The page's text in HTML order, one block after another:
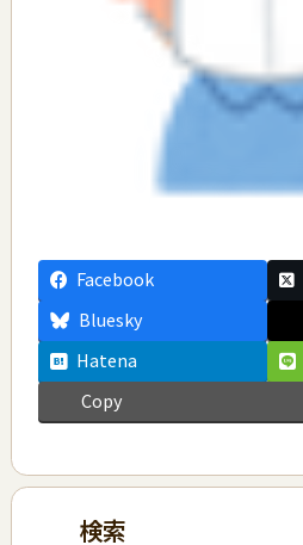
Facebook
Bluesky
Hatena
Copy
検索